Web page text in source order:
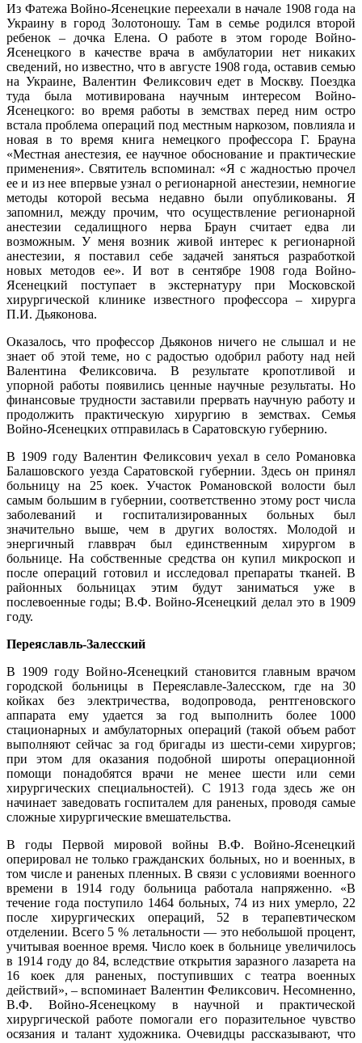
Из Фатежа Войно-Ясенецкие переехали в начале 1908 года на
Украину в город Золотоношу. Там в семье родился второй
ребенок – дочка Елена. О работе в этом городе Войно-
Ясенецкого в качестве врача в амбулатории нет никаких
сведений, но известно, что в августе 1908 года, оставив семью
на Украине, Валентин Феликсович едет в Москву. Поездка
туда была мотивирована научным интересом Войно-
Ясенецкого: во время работы в земствах перед ним остро
встала проблема операций под местным наркозом, повлияла и
новая в то время книга немецкого профессора Г. Брауна
«Местная анестезия, ее научное обоснование и практические
применения». Святитель вспоминал: «Я с жадностью прочел
ее и из нее впервые узнал о регионарной анестезии, немногие
методы которой весьма недавно были опубликованы. Я
запомнил, между прочим, что осуществление регионарной
анестезии седалищного нерва Браун считает едва ли
возможным. У меня возник живой интерес к регионарной
анестезии, я поставил себе задачей заняться разработкой
новых методов ее». И вот в сентябре 1908 года Войно-
Ясенецкий поступает в экстернатуру при Московской
хирургической клинике известного профессора – хирурга
П.И. Дьяконова.
Оказалось, что профессор Дьяконов ничего не слышал и не
знает об этой теме, но с радостью одобрил работу над ней
Валентина Феликсовича. В результате кропотливой и
упорной работы появились ценные научные результаты. Но
финансовые трудности заставили прервать научную работу и
продолжить практическую хирургию в земствах. Семья
Войно-Ясенецких отправилась в Саратовскую губернию.
В 1909 году Валентин Феликсович уехал в село Романовка
Балашовского уезда Саратовской губернии. Здесь он принял
больницу на 25 коек. Участок Романовской волости был
самым большим в губернии, соответственно этому рост числа
заболеваний и госпитализированных больных был
значительно выше, чем в других волостях. Молодой и
энергичный главврач был единственным хирургом в
больнице. На собственные средства он купил микроскоп и
после операций готовил и исследовал препараты тканей. В
районных больницах этим будут заниматься уже в
послевоенные годы; В.Ф. Войно-Ясенецкий делал это в 1909
году.
Переяславль-Залесский
В 1909 году Войно-Ясенецкий становится главным врачом
городской больницы в Переяславле-Залесском, где на 30
койках без электричества, водопровода, рентгеновского
аппарата ему удается за год выполнить более 1000
стационарных и амбулаторных операций (такой объем работ
выполняют сейчас за год бригады из шести-семи хирургов;
при этом для оказания подобной широты операционной
помощи понадобятся врачи не менее шести или семи
хирургических специальностей). С 1913 года здесь же он
начинает заведовать госпиталем для раненых, проводя самые
сложные хирургические вмешательства.
В годы Первой мировой войны В.Ф. Войно-Ясенецкий
оперировал не только гражданских больных, но и военных, в
том числе и раненых пленных. В связи с условиями военного
времени в 1914 году больница работала напряженно. «В
течение года поступило 1464 больных, 74 из них умерло, 22
после хирургических операций, 52 в терапевтическом
отделении. Всего 5 % летальности — это небольшой процент,
учитывая военное время. Число коек в больнице увеличилось
в 1914 году до 84, вследствие открытия заразного лазарета на
16 коек для раненых, поступивших с театра военных
действий», – вспоминает Валентин Феликсович. Несомненно,
В.Ф. Войно-Ясенецкому в научной и практической
хирургической работе помогали его поразительное чувство
осязания и талант художника. Очевидцы рассказывают, что